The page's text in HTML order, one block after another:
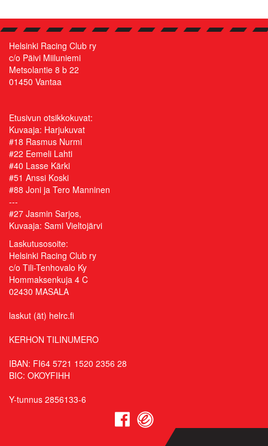
Helsinki Racing Club ry
c/o Päivi Miiluniemi
Metsolantie 8 b 22
01450 Vantaa
Etusivun otsikkokuvat:
Kuvaaja: Harjukuvat
#18 Rasmus Nurmi
#22 Eemeli Lahti
#40 Lasse Kärki
#51 Anssi Koski
#88 Joni ja Tero Manninen
---
#27 Jasmin Sarjos,
Kuvaaja: Sami Vieltojärvi
Laskutusosoite:
Helsinki Racing Club ry
c/o Tili-Tenhovalo Ky
Hommaksenkuja 4 C
02430 MASALA
laskut (ät) helrc.fi
KERHON TILINUMERO
IBAN: FI64 5721 1520 2356 28
BIC: OKOYFIHH
Y-tunnus 2856133-6